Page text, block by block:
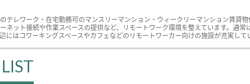
レワーク・在宅勤務可のマンスリーマンション・ウィークリーマンション賃貸
ネット接続や作業スペースの提供など、リモートワーク環境を整えています。通
にはコワーキングスペースやカフェなどのリモートワーカー向けの施設が充実して